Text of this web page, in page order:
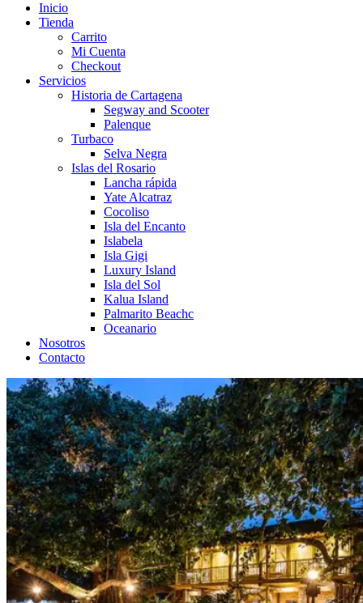
Inicio
Tienda
Carrito
Mi Cuenta
Checkout
Servicios
Historia de Cartagena
Segway and Scooter
Palenque
Turbaco
Selva Negra
Islas del Rosario
Lancha rápida
Yate Alcatraz
Cocoliso
Isla del Encanto
Islabela
Isla Gigi
Luxury Island
Isla del Sol
Kalua Island
Palmarito Beachc
Oceanario
Nosotros
Contacto